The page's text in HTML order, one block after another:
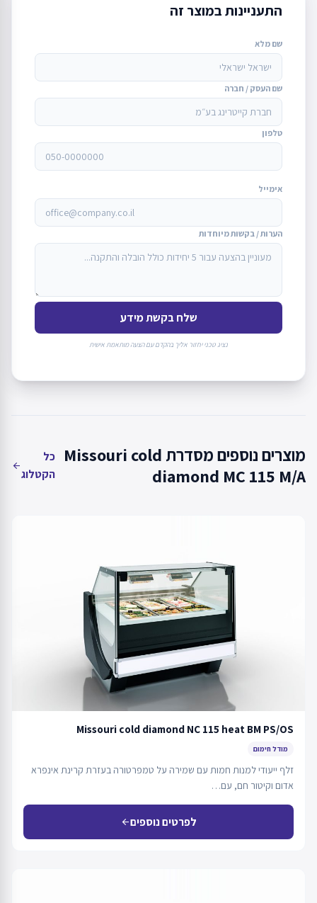
התעניינות במוצר זה
שם מלא
שם העסק / חברה
טלפון
אימייל
הערות / בקשות מיוחדות
שלח בקשת מידע
נציג טכני יחזור אליך בהקדם עם הצעה מותאמת אישית
מוצרים נוספים מסדרת Missouri cold
diamond MC 115 M/A
כל
הקטלוג
arrow_back
Missouri cold diamond NC 115 heat BM PS/OS
מודל חימום
זלף ייעודי למנות חמות עם שמירה על טמפרטורה בעזרת קרינת אינפרא
אדום וקיטור חם, עם…
לפרטים נוספיםarrow_back